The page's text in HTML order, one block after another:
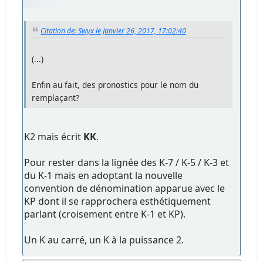
Citation de: Swyx le Janvier 26, 2017, 17:02:40
(...)
Enfin au fait, des pronostics pour le nom du
remplaçant?
K2 mais écrit KK.
Pour rester dans la lignée des K-7 / K-5 / K-3 et
du K-1 mais en adoptant la nouvelle
convention de dénomination apparue avec le
KP dont il se rapprochera esthétiquement
parlant (croisement entre K-1 et KP).
Un K au carré, un K à la puissance 2.